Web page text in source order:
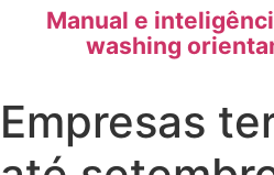
Manual e
washing
Empresas